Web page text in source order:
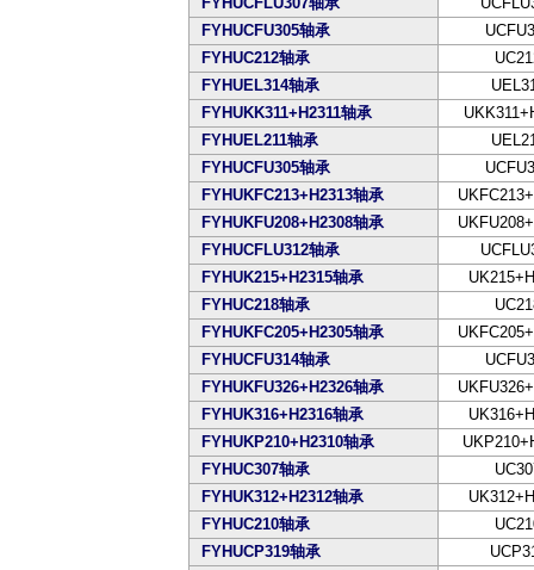
FYHUCFU305轴承
FYHUC212轴承
FYHUEL314轴承
FYHUKK311+H2311轴承
FYHUEL211轴承
FYHUCFU305轴承
FYHUKFC213+H2313轴承
FYHUKFU208+H2308轴承
FYHUCFLU312轴承
FYHUK215+H2315轴承
FYHUC218轴承
FYHUKFC205+H2305轴承
FYHUCFU314轴承
FYHUKFU326+H2326轴承
FYHUK316+H2316轴承
FYHUKP210+H2310轴承
FYHUC307轴承
FYHUK312+H2312轴承
FYHUC210轴承
FYHUCP319轴承